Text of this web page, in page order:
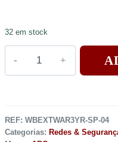
32 em stock
REF: WBEXTWAR3YR-SP-04
Categorias: Redes &